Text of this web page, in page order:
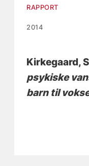
RAPPORT
2014
Kirkegaard,
psykiske
barn til